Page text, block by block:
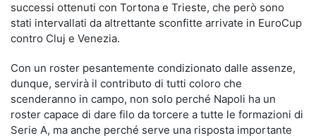
successi ottenuti con Tortona e Trieste, che però sono
stati intervallati da altrettante sconfitte arrivate in EuroCup
contro Cluj e Venezia.
Con un roster pesantemente condizionato dalle assenze,
dunque, servirà il contributo di tutti coloro che
scenderanno in campo, non solo perché Napoli ha un
roster capace di dare filo da torcere a tutte le formazioni di
Serie A, ma anche perché serve una risposta importante